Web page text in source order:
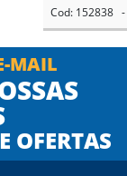
Cod: 152838
MAIL
OFERTAS